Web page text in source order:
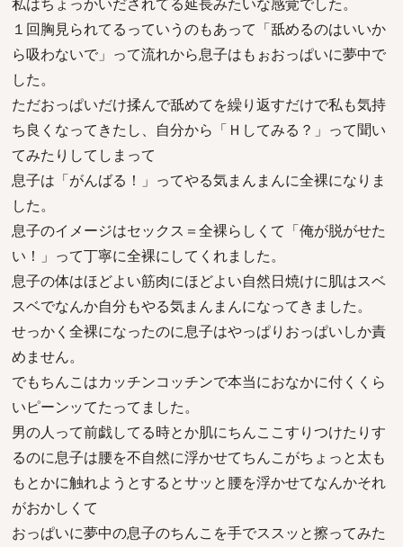
１回胸見られてるっていうのもあって「舐めるのはいいか
ら吸わないで」って流れから息子はもぉおっぱいに夢中で
した。
ただおっぱいだけ揉んで舐めてを繰り返すだけで私も気持
ち良くなってきたし、自分から「Ｈしてみる？」って聞い
てみたりしてしまって
息子は「がんばる！」ってやる気まんまんに全裸になりま
した。
息子のイメージはセックス＝全裸らしくて「俺が脱がせた
い！」って丁寧に全裸にしてくれました。
息子の体はほどよい筋肉にほどよい自然日焼けに肌はスベ
スベでなんか自分もやる気まんまんになってきました。
せっかく全裸になったのに息子はやっぱりおっぱいしか責
めません。
でもちんこはカッチンコッチンで本当におなかに付くくら
いピーンッてたってました。
男の人って前戯してる時とか肌にちんここすりつけたりす
るのに息子は腰を不自然に浮かせてちんこがちょっと太も
もとかに触れようとするとサッと腰を浮かせてなんかそれ
がおかしくて
おっぱいに夢中の息子のちんこを手でススッと擦ってみた